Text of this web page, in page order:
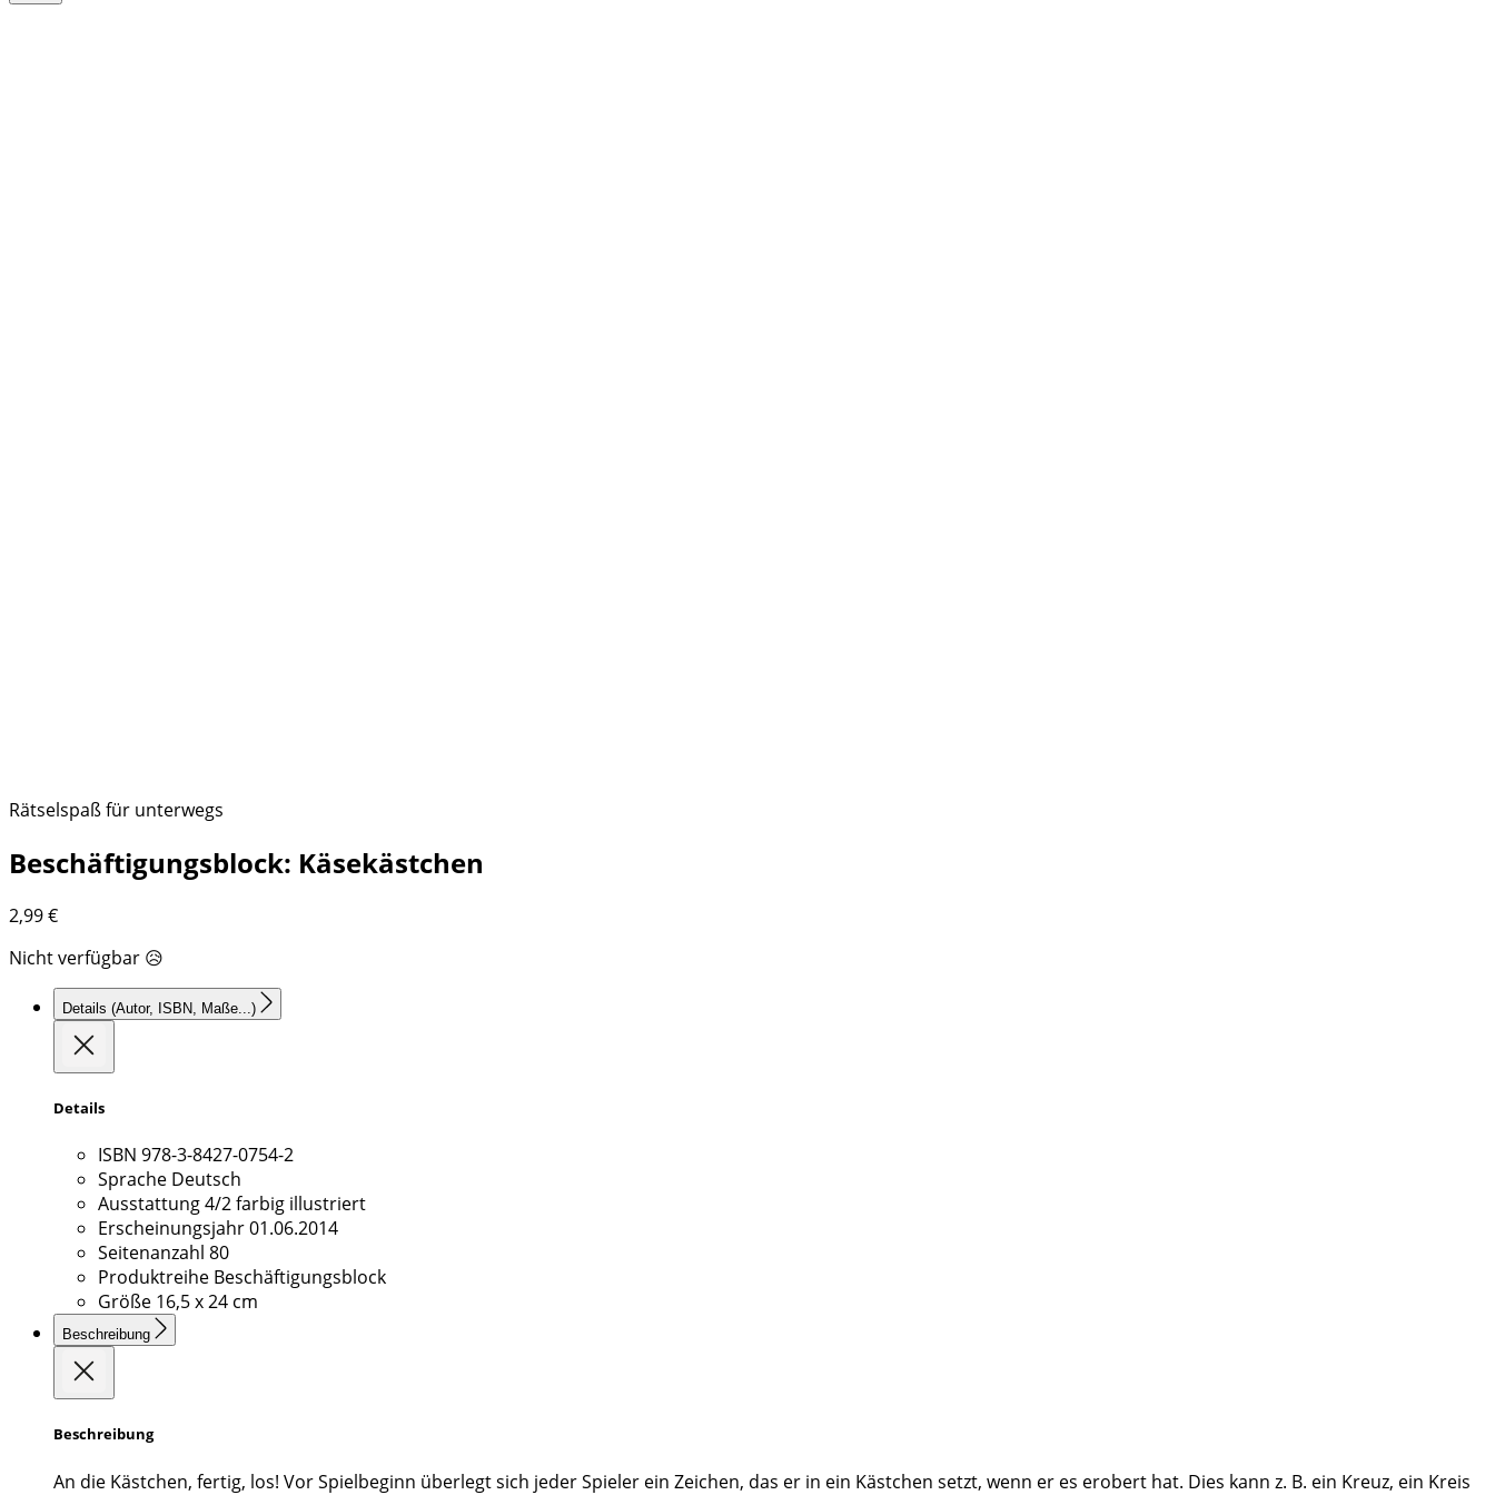
Rätselspaß für unterwegs
Beschäftigungsblock: Käsekästchen
2,99€
Nicht verfügbar 😥
Details (Autor, ISBN, Maße...)
Details
ISBN 978-3-8427-0754-2
Sprache Deutsch
Ausstattung4/2 farbig illustriert
Erscheinungsjahr01.06.2014
Seitenanzahl 80
Produktreihe Beschäftigungsblock
Größe 16,5 x 24 cm
Beschreibung
Beschreibung
An die Kästchen, fertig, los! Vor Spielbeginn überlegt sich jeder Spieler ein Zeichen, das er in ein Kästchen setzt, wenn er es erobert hat. Dies kann z. B. ein Kreuz, ein Kreis